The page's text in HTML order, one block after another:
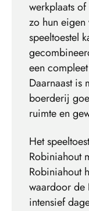
werkplaats
zo hun eigen
speeltoestel
een
Daarnaast is
boerderij
ruimte en
Het
Robiniahout
Robiniahout
waardoor de
intensief